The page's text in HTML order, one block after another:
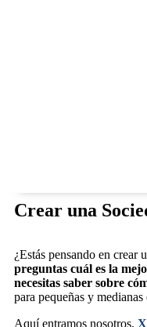
Crear una
¿Estás pensando en crear
preguntas cuál es la
necesitas saber sobre
para pequeñas y medianas
Aquí entramos nosotros,